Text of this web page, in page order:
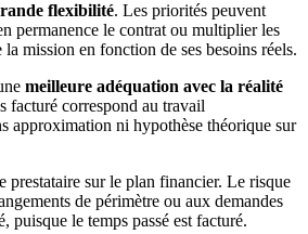
flexibilité. Les priorités peuvent
permanence le contrat ou multiplier les
mission en fonction de ses besoins réels.
meilleure adéquation avec la réalité
facturé correspond au travail
approximation ni hypothèse théorique sur
prestataire sur le plan financier. Le risque
de périmètre ou aux demandes
puisque le temps passé est facturé.